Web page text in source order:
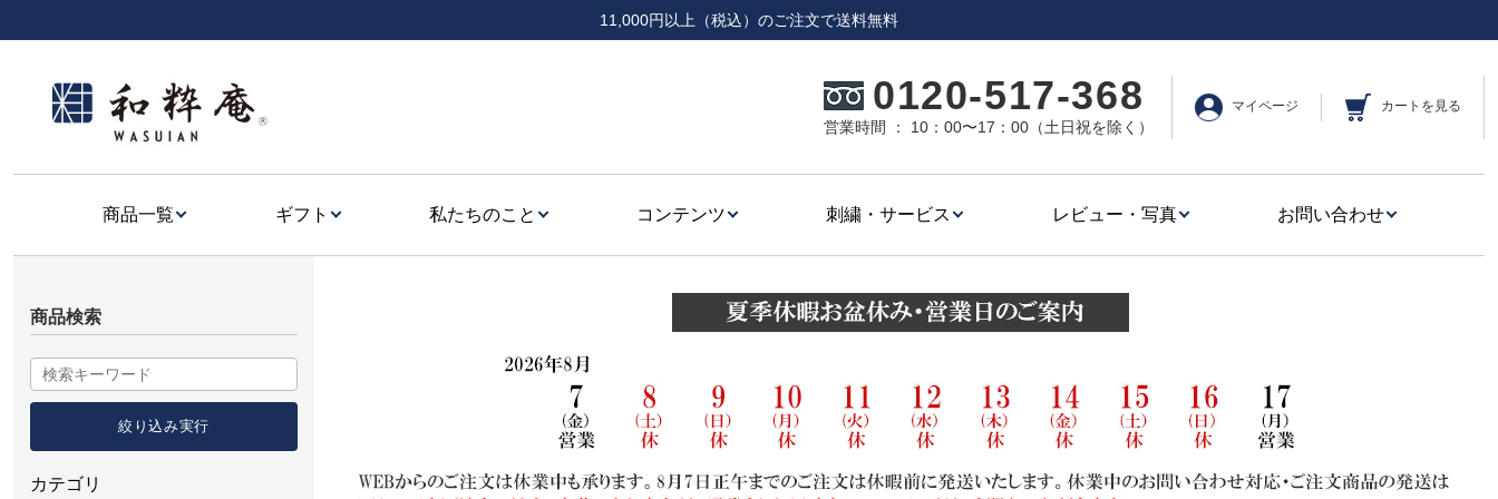
11,000円以上（税込）のご注文で送料無料
0120-517-368
営業時間 ： 10：00〜17：00（土日祝を除く）
マイページ カートを見る
商品一覧 ギフト 私たちのこと コンテンツ 刺繍・サービス レビュー・写真 お問い合わせ
商品検索
カテゴリ